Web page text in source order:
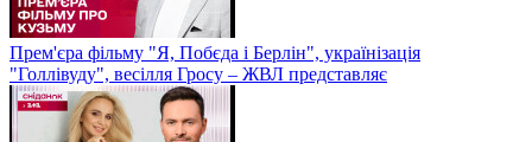
Прем'єра фільму "Я, Побєда і Берлін", українізація
"Голлівуду", весілля Гросу – ЖВЛ представляє